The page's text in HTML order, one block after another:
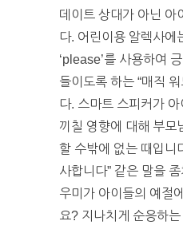
데이트 상대가 아닌 아
다. 어린이용 알렉사에
‘please’를 사용하여
들이도록 하는 “매직
다. 스마트 스피커가
끼칠 영향에 대해 부모
할 수밖에 없는 때입니
사합니다” 같은 말을
우미가 아이들의 예절
요? 지나치게 순응하